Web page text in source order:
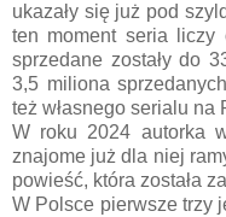
ukazały się już pod
ten moment seria liczy
sprzedane zostały do
3,5 miliona
też własnego serialu na
W roku 2024 autorka
znajome już dla niej
powieść, która została
W Polsce pierwsze trzy